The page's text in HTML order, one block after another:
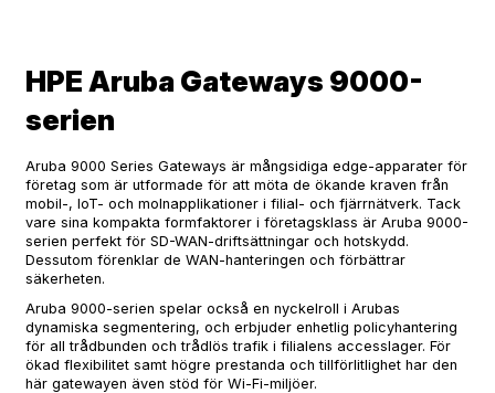
HPE Aruba Gateways 9000-
serien
Aruba 9000 Series Gateways är mångsidiga edge-apparater för
företag som är utformade för att möta de ökande kraven från
mobil-, IoT- och molnapplikationer i filial- och fjärrnätverk. Tack
vare sina kompakta formfaktorer i företagsklass är Aruba 9000-
serien perfekt för SD-WAN-driftsättningar och hotskydd.
Dessutom förenklar de WAN-hanteringen och förbättrar
säkerheten.
Aruba 9000-serien spelar också en nyckelroll i Arubas
dynamiska segmentering, och erbjuder enhetlig policyhantering
för all trådbunden och trådlös trafik i filialens accesslager. För
ökad flexibilitet samt högre prestanda och tillförlitlighet har den
här gatewayen även stöd för Wi-Fi-miljöer.